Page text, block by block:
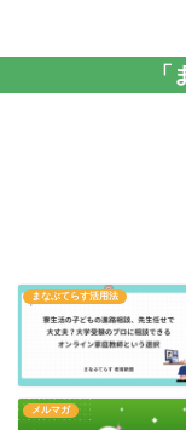
まなぶてらす活用法
メルマガ